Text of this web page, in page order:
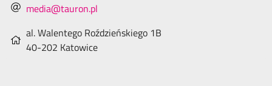
media@tauron.pl
al. Walentego Roździeńskiego 1B
40-202 Katowice